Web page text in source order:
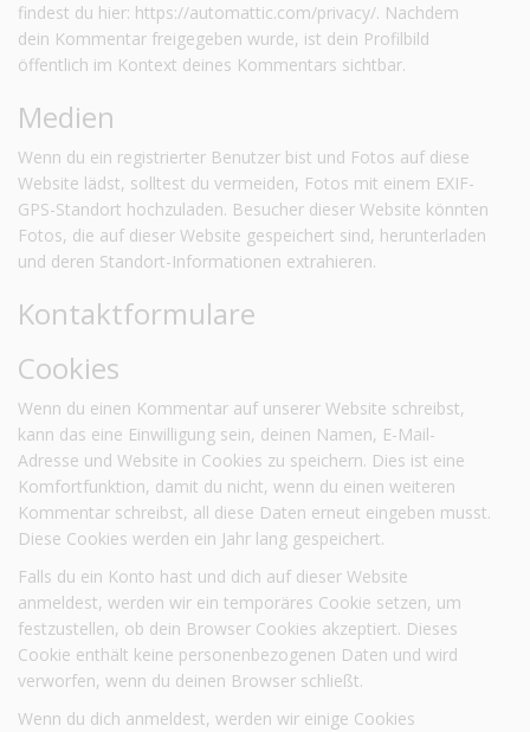
findest du hier: https://automattic.com/privacy/. Nachdem
dein Kommentar freigegeben wurde, ist dein Profilbild
öffentlich im Kontext deines Kommentars sichtbar.
Medien
Wenn du ein registrierter Benutzer bist und Fotos auf diese
Website lädst, solltest du vermeiden, Fotos mit einem EXIF-
GPS-Standort hochzuladen. Besucher dieser Website könnten
Fotos, die auf dieser Website gespeichert sind, herunterladen
und deren Standort-Informationen extrahieren.
Kontaktformulare
Cookies
Wenn du einen Kommentar auf unserer Website schreibst,
kann das eine Einwilligung sein, deinen Namen, E-Mail-
Adresse und Website in Cookies zu speichern. Dies ist eine
Komfortfunktion, damit du nicht, wenn du einen weiteren
Kommentar schreibst, all diese Daten erneut eingeben musst.
Diese Cookies werden ein Jahr lang gespeichert.
Falls du ein Konto hast und dich auf dieser Website
anmeldest, werden wir ein temporäres Cookie setzen, um
festzustellen, ob dein Browser Cookies akzeptiert. Dieses
Cookie enthält keine personenbezogenen Daten und wird
verworfen, wenn du deinen Browser schließt.
Wenn du dich anmeldest, werden wir einige Cookies